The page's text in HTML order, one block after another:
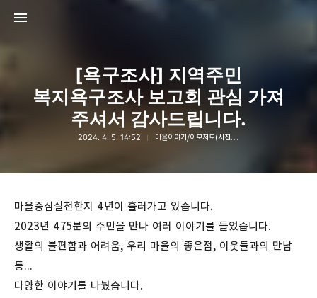
[욕구조사] 지역주민
복지욕구조사 보고회 관심 가져
주셔서 감사드립니다.
2024. 4. 5. 14:52 마을이야기/이모저모(사진 및 동영상)
마을중심실천한지 4년이 흘러가고 있습니다.
2023년 475분의 주민을 만나 여러 이야기를 들었습니다.
생활의 불편함과 어려움, 우리 마을의 좋은점, 이웃들과의 만남
등...
다양한 이야기를 나눴습니다.
고강종합사회복지관